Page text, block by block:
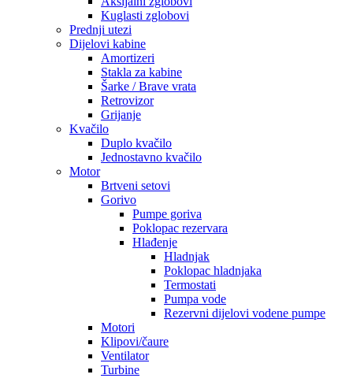
Kuglasti zglobovi
Prednji utezi
Dijelovi kabine
Amortizeri
Stakla za kabine
Šarke / Brave vrata
Retrovizor
Grijanje
Kvačilo
Duplo kvačilo
Jednostavno kvačilo
Motor
Brtveni setovi
Gorivo
Pumpe goriva
Poklopac rezervara
Hlađenje
Hladnjak
Poklopac hladnjaka
Termostati
Pumpa vode
Rezervni dijelovi vodene pumpe
Motori
Klipovi/čaure
Ventilator
Turbine